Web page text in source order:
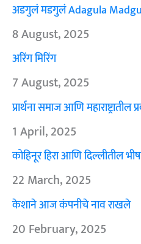
अडगुलं मडगुलं Adagula
8 August, 2025
अरिंग मिरिंग
7 August, 2025
प्रार्थना समाज आणि महाराष्ट्रातील
1 April, 2025
कोहिनूर हिरा आणि दिल्लीतील
22 March, 2025
केशाने आज कंपनीचे नाव राखले
20 February, 2025